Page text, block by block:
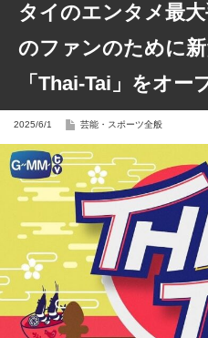
タイのエンタメ最
のファンのために
「Thai-Tai」をオー
2025/6/1 芸能・スポーツ全般